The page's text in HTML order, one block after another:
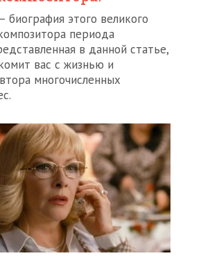
этого великого
периода
в данной статье,
вас с жизнью и
многочисленных